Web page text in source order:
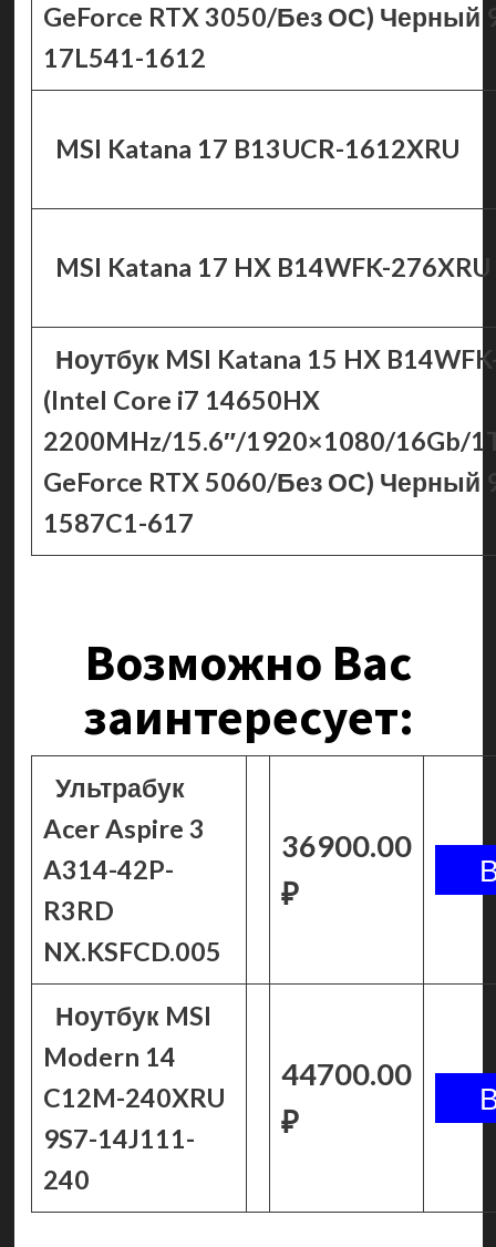
GeForce RTX 3050/Без ОС) Черный
17L541-1612
MSI Katana 17 B13UCR-1612XRU
MSI Katana 17 HX B14WFK-276XRU
Ноутбук MSI Katana 15 HX
(Intel Core i7 14650HX
2200MHz/15.6″/1920×1080/16Gb/
GeForce RTX 5060/Без ОС) Черный
1587C1-617
Возможно Вас
заинтересует:
Ультрабук
Acer Aspire 3
A314-42P-
R3RD
NX.KSFCD.005
36900.00
₽
Ноутбук MSI
Modern 14
C12M-240XRU
9S7-14J111-
240
44700.00
₽